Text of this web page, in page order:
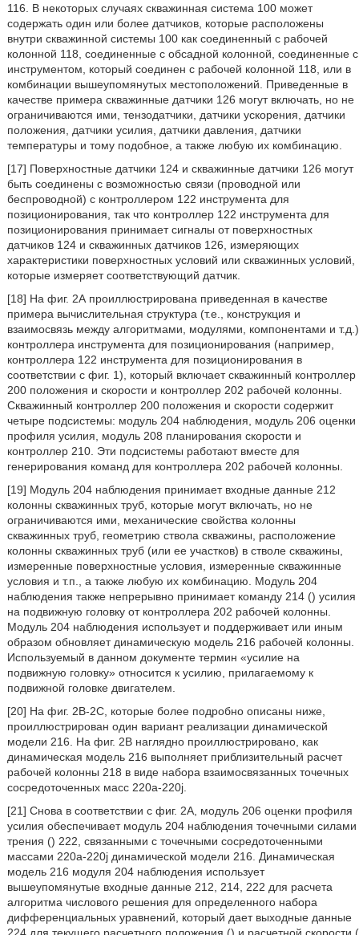
116. В некоторых случаях скважинная система 100 может
содержать один или более датчиков, которые расположены
внутри скважинной системы 100 как соединенный с рабочей
колонной 118, соединенные с обсадной колонной, соединенные с
инструментом, который соединен с рабочей колонной 118, или в
комбинации вышеупомянутых местоположений. Приведенные в
качестве примера скважинные датчики 126 могут включать, но не
ограничиваются ими, тензодатчики, датчики ускорения, датчики
положения, датчики усилия, датчики давления, датчики
температуры и тому подобное, а также любую их комбинацию.
[17] Поверхностные датчики 124 и скважинные датчики 126 могут
быть соединены с возможностью связи (проводной или
беспроводной) с контроллером 122 инструмента для
позиционирования, так что контроллер 122 инструмента для
позиционирования принимает сигналы от поверхностных
датчиков 124 и скважинных датчиков 126, измеряющих
характеристики поверхностных условий или скважинных условий,
которые измеряет соответствующий датчик.
[18] На фиг. 2А проиллюстрирована приведенная в качестве
примера вычислительная структура (т.е., конструкция и
взаимосвязь между алгоритмами, модулями, компонентами и т.д.)
контроллера инструмента для позиционирования (например,
контроллера 122 инструмента для позиционирования в
соответствии с фиг. 1), который включает скважинный контроллер
200 положения и скорости и контроллер 202 рабочей колонны.
Скважинный контроллер 200 положения и скорости содержит
четыре подсистемы: модуль 204 наблюдения, модуль 206 оценки
профиля усилия, модуль 208 планирования скорости и
контроллер 210. Эти подсистемы работают вместе для
генерирования команд для контроллера 202 рабочей колонны.
[19] Модуль 204 наблюдения принимает входные данные 212
колонны скважинных труб, которые могут включать, но не
ограничиваются ими, механические свойства колонны
скважинных труб, геометрию ствола скважины, расположение
колонны скважинных труб (или ее участков) в стволе скважины,
измеренные поверхностные условия, измеренные скважинные
условия и т.п., а также любую их комбинацию. Модуль 204
наблюдения также непрерывно принимает команду 214 () усилия
на подвижную головку от контроллера 202 рабочей колонны.
Модуль 204 наблюдения использует и поддерживает или иным
образом обновляет динамическую модель 216 рабочей колонны.
Используемый в данном документе термин «усилие на
подвижную головку» относится к усилию, прилагаемому к
подвижной головке двигателем.
[20] На фиг. 2B-2C, которые более подробно описаны ниже,
проиллюстрирован один вариант реализации динамической
модели 216. На фиг. 2В наглядно проиллюстрировано, как
динамическая модель 216 выполняет приблизительный расчет
рабочей колонны 218 в виде набора взаимосвязанных точечных
сосредоточенных масс 220a-220j.
[21] Снова в соответствии с фиг. 2A, модуль 206 оценки профиля
усилия обеспечивает модуль 204 наблюдения точечными силами
трения () 222, связанными с точечными сосредоточенными
массами 220a-220j динамической модели 216. Динамическая
модель 216 модуля 204 наблюдения использует
вышеупомянутые входные данные 212, 214, 222 для расчета
алгоритма числового решения для определенного набора
дифференциальных уравнений, который дает выходные данные